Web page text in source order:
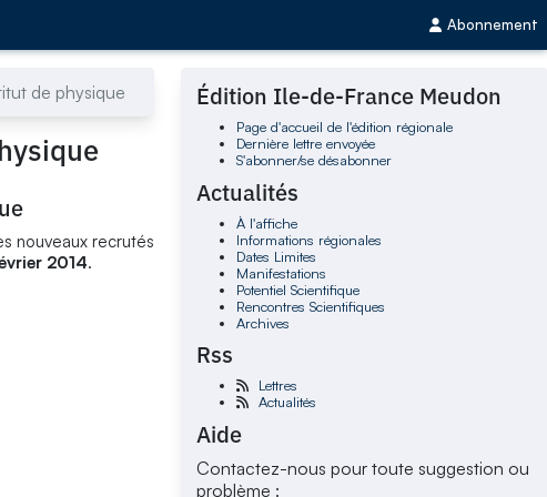
Abonnement
de physique
nouveaux recrutés
2014.
Édition Ile-de-France Meudon
Page d'accueil de l'édition régionale
Dernière lettre envoyée
S'abonner/se désabonner
Actualités
À l'affiche
Informations régionales
Dates Limites
Manifestations
Potentiel Scientifique
Rencontres Scientifiques
Archives
Rss
Lettres
Actualités
Aide
Contactez-nous pour toute suggestion ou
problème :